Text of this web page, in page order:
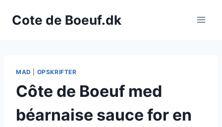
Cote de Boeuf.dk
MAD OPSKRIFTER
Côte de Boeuf med
béarnaise sauce for en